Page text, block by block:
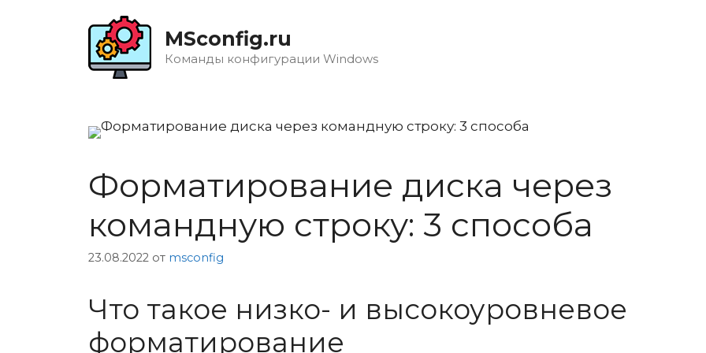
содержимому
MSconfig.ru
Команды конфигурации Windows
Форматирование диска через
командную строку: 3 способа
23.08.2022 от msconfig
Что такое низко- и высокоуровневое
форматирование